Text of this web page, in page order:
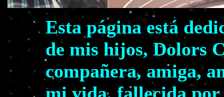
Esta página está
de mis hijos, Dolors
compañera, amiga,